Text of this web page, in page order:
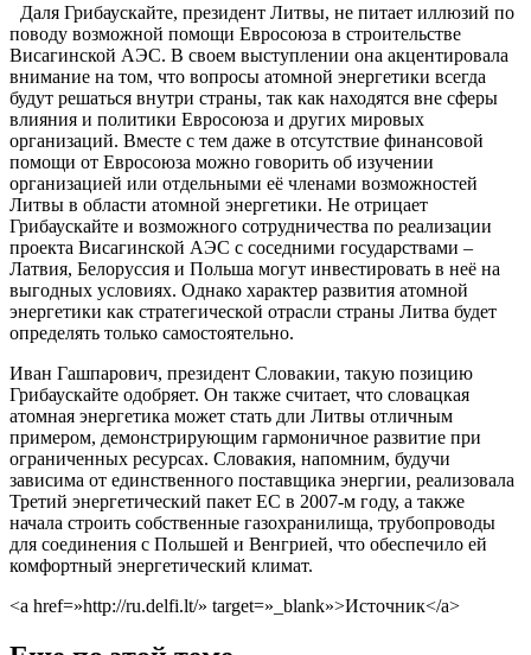
Даля Грибаускайте, президент Литвы, не питает иллюзий по
поводу возможной помощи Евросоюза в строительстве
Висагинской АЭС. В своем выступлении она акцентировала
внимание на том, что вопросы атомной энергетики всегда
будут решаться внутри страны, так как находятся вне сферы
влияния и политики Евросоюза и других мировых
организаций. Вместе с тем даже в отсутствие финансовой
помощи от Евросоюза можно говорить об изучении
организацией или отдельными её членами возможностей
Литвы в области атомной энергетики. Не отрицает
Грибаускайте и возможного сотрудничества по реализации
проекта Висагинской АЭС с соседними государствами –
Латвия, Белоруссия и Польша могут инвестировать в неё на
выгодных условиях. Однако характер развития атомной
энергетики как стратегической отрасли страны Литва будет
определять только самостоятельно.
Иван Гашпарович, президент Словакии, такую позицию
Грибаускайте одобряет. Он также считает, что словацкая
атомная энергетика может стать дли Литвы отличным
примером, демонстрирующим гармоничное развитие при
ограниченных ресурсах. Словакия, напомним, будучи
зависима от единственного поставщика энергии, реализовала
Третий энергетический пакет ЕС в 2007-м году, а также
начала строить собственные газохранилища, трубопроводы
для соединения с Польшей и Венгрией, что обеспечило ей
комфортный энергетический климат.
<a href=»http://ru.delfi.lt/» target=»_blank»>Источник</a>